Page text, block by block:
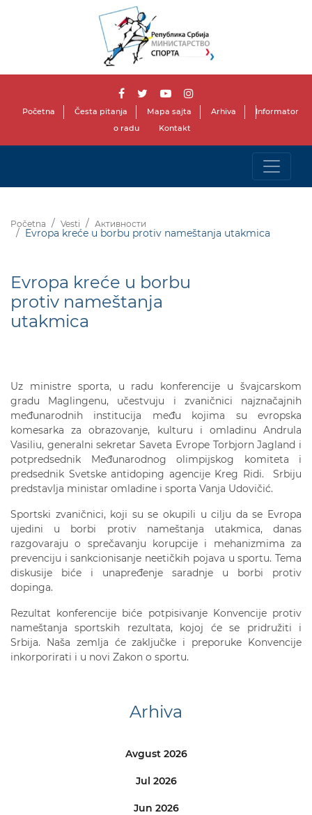
Početna Česta pitanja Mapa sajta Arhiva
Informator
o radu
Kontakt
Početna Vesti Активности
Evropa kreće u borbu protiv nameštanja utakmica
Evropa kreće u borbu
protiv nameštanja
utakmica
Uz ministre sporta, u radu konferencije u švajcarskom
gradu Maglingenu, učestvuju i zvaničnici najznačajnih
međunarodnih institucija među kojima su evropska
komesarka za obrazovanje, kulturu i omladinu Andrula
Vasiliu, generalni sekretar Saveta Evrope Torbjorn Jagland i
potpredsednik Međunarodnog olimpijskog komiteta i
predsednik Svetske antidoping agencije Kreg Ridi. Srbiju
predstavlja ministar omladine i sporta Vanja Udovičić.
Sportski zvaničnici, koji su se okupili u cilju da se Evropa
ujedini u borbi protiv nameštanja utakmica, danas
razgovaraju o sprečavanju korupcije i mehanizmima za
prevenciju i sankcionisanje neetičkih pojava u sportu. Tema
diskusije biće i unapređenje saradnje u borbi protiv
dopinga.
Rezultat konferencije biće potpisivanje Konvencije protiv
nameštanja sportskih rezultata, kojoj će se pridružiti i
Srbija. Naša zemlja će zaključke i preporuke Konvencije
inkorporirati i u novi Zakon o sportu.
Arhiva
Avgust 2026
Jul 2026
Jun 2026